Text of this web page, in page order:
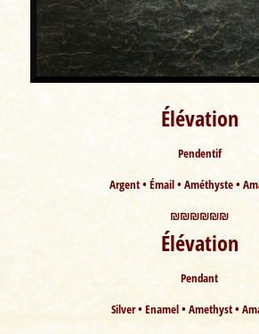
Élévation
Pendentif
Argent • Émail • Améthyste •
₪₪₪₪₪₪
Élévation
Pendant
Silver • Enamel • Amethyst •